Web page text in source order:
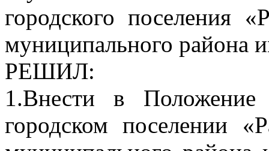
городского поселения
муниципального района
РЕШИЛ:
1.Внести в
городском поселении